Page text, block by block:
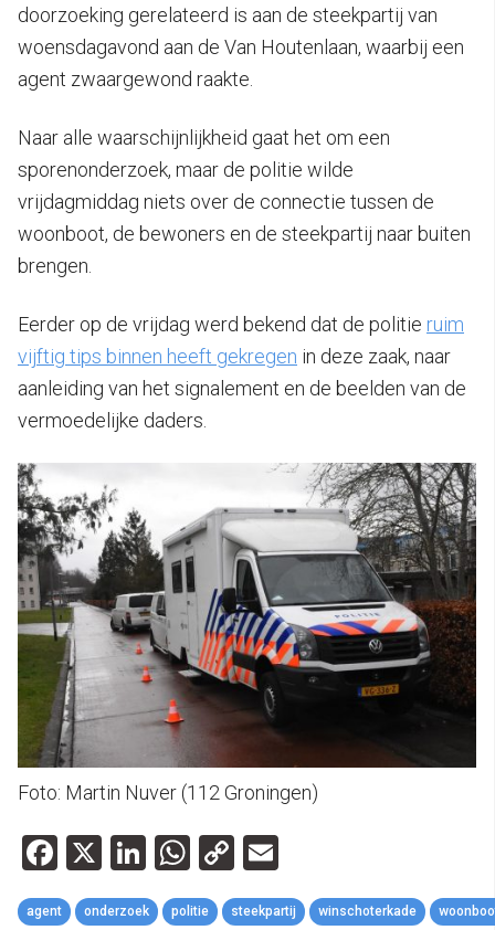
doorzoeking gerelateerd is aan de steekpartij van
woensdagavond aan de Van Houtenlaan, waarbij een
agent zwaargewond raakte.
Naar alle waarschijnlijkheid gaat het om een
sporenonderzoek, maar de politie wilde
vrijdagmiddag niets over de connectie tussen de
woonboot, de bewoners en de steekpartij naar buiten
brengen.
Eerder op de vrijdag werd bekend dat de politie ruim
vijftig tips binnen heeft gekregen in deze zaak, naar
aanleiding van het signalement en de beelden van de
vermoedelijke daders.
Foto: Martin Nuver (112 Groningen)
Facebook
X LinkedIn
WhatsApp
Copy
Link
agent onderzoek politie steekpartij winschoterkade